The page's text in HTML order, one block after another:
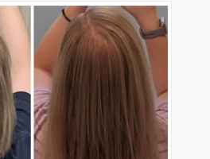
Gesundheit & Körperpflege
Haushalt
Technik & Elektronik